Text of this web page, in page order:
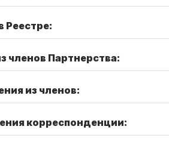
Реестре:
членов Партнерства:
из членов:
корреспонденции: